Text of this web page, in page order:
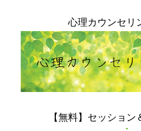
心理カウンセリ
【無料】セッショ